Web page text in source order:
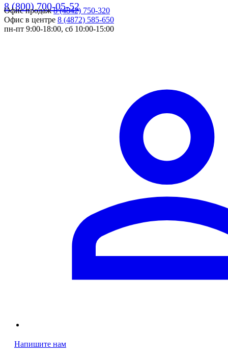
8 (800) 700-05-52
Офис продаж8 (4842) 750-320
Офис в центре 8 (4872) 585-650
пн-пт 9:00-18:00, сб 10:00-15:00
Напишите нам